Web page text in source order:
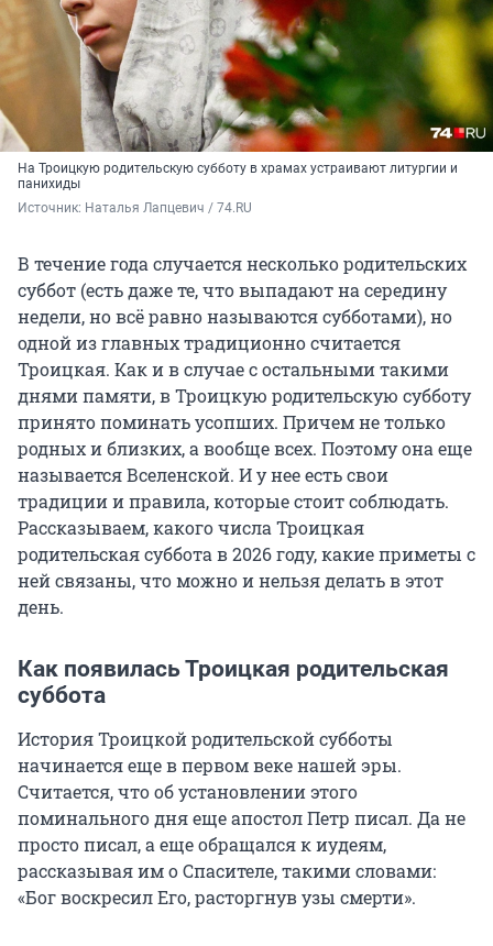
На Троицкую родительскую субботу в храмах устраивают литургии и
панихиды
Источник: Наталья Лапцевич / 74.RU
В течение года случается несколько родительских
суббот (есть даже те, что выпадают на середину
недели, но всё равно называются субботами), но
одной из главных традиционно считается
Троицкая. Как и в случае с остальными такими
днями памяти, в Троицкую родительскую субботу
принято поминать усопших. Причем не только
родных и близких, а вообще всех. Поэтому она еще
называется Вселенской. И у нее есть свои
традиции и правила, которые стоит соблюдать.
Рассказываем, какого числа Троицкая
родительская суббота в 2026 году, какие приметы с
ней связаны, что можно и нельзя делать в этот
день.
Как появилась Троицкая родительская
суббота
История Троицкой родительской субботы
начинается еще в первом веке нашей эры.
Считается, что об установлении этого
поминального дня еще апостол Петр писал. Да не
просто писал, а еще обращался к иудеям,
рассказывая им о Спасителе, такими словами:
«Бог воскресил Его, расторгнув узы смерти».